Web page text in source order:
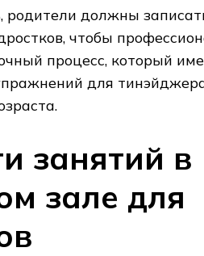
родители должны
чтобы
процесс, который
для
занятий в
зале для